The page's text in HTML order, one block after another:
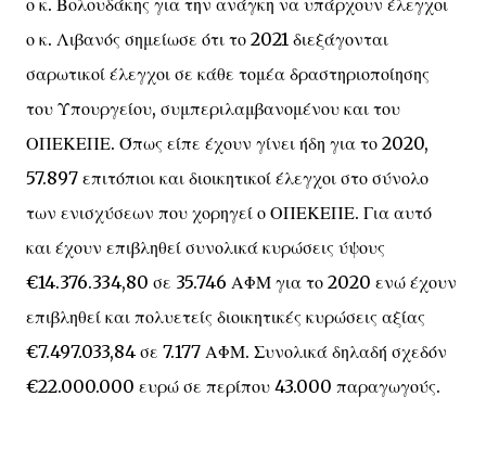
ο κ. Βολουδάκης για την ανάγκη να υπάρχουν έλεγχοι
ο κ. Λιβανός σημείωσε ότι το 2021 διεξάγονται
σαρωτικοί έλεγχοι σε κάθε τομέα δραστηριοποίησης
του Υπουργείου, συμπεριλαμβανομένου και του
ΟΠΕΚΕΠΕ. Όπως είπε έχουν γίνει ήδη για το 2020,
57.897 επιτόπιοι και διοικητικοί έλεγχοι στο σύνολο
των ενισχύσεων που χορηγεί ο ΟΠΕΚΕΠΕ. Για αυτό
και έχουν επιβληθεί συνολικά κυρώσεις ύψους
€14.376.334,80 σε 35.746 ΑΦΜ για το 2020 ενώ έχουν
επιβληθεί και πολυετείς διοικητικές κυρώσεις αξίας
€7.497.033,84 σε 7.177 ΑΦΜ. Συνολικά δηλαδή σχεδόν
€22.000.000 ευρώ σε περίπου 43.000 παραγωγούς.